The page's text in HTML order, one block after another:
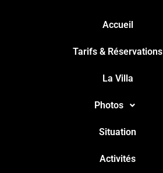
Accueil
Tarifs & Réservations
La Villa
Photos
Situation
Activités